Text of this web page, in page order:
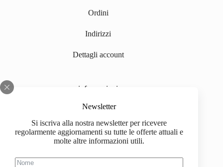
Newsletter
Si iscriva alla nostra newsletter per ricevere
regolarmente aggiornamenti su tutte le offerte attuali e
molte altre informazioni utili.
Ordini
Indirizzi
Dettagli account
informazioni
Chi siamo
Impressum